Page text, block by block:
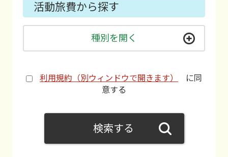
活動旅費から探す
種別を開く
利用規約（別ウィンドウで開きます）
意する
検索する